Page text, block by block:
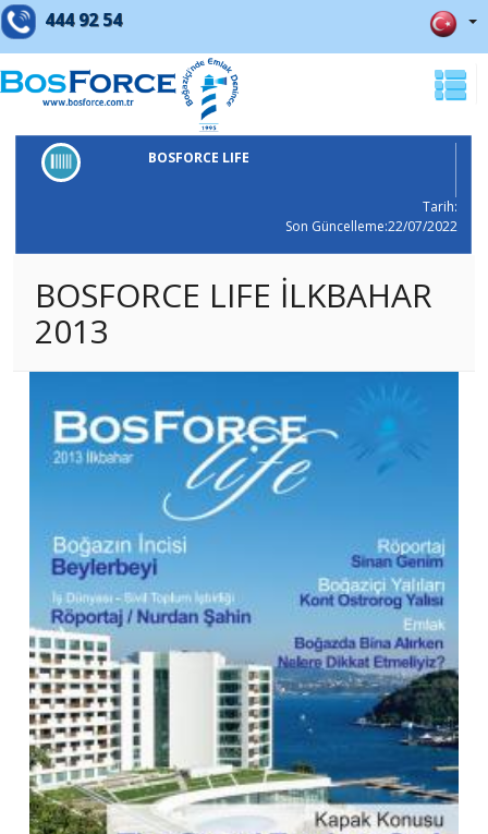
444 92 54
BOSFORCE LIFE
Tarih:
Son Güncelleme:22/07/2022
BOSFORCE LIFE İLKBAHAR
2013